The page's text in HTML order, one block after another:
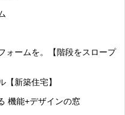
ォームを。【階段をスロープ
新築住宅】
機能+デザインの窓